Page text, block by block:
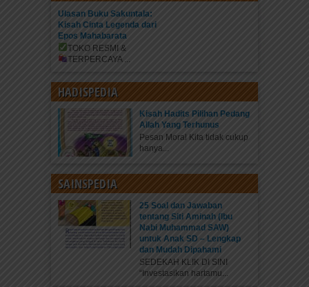
Ulasan Buku Sakuntala:
Kisah Cinta Legenda dari
Epos Mahabarata
TOKO RESMI &
TERPERCAYA ...
HADISPEDIA
Kisah Hadits Pilihan Pedang
Allah Yang Terhunus
Pesan Moral Kita tidak cukup
hanya...
SAINSPEDIA
25 Soal dan Jawaban
tentang Siti Aminah (Ibu
Nabi Muhammad SAW)
untuk Anak SD – Lengkap
dan Mudah Dipahami
SEDEKAH KLIK DI SINI
“Investasikan hartamu...